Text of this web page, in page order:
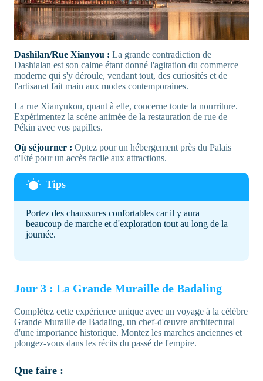
Dashilan/Rue Xianyou : La grande contradiction de
Dashialan est son calme étant donné l'agitation du commerce
moderne qui s'y déroule, vendant tout, des curiosités et de
l'artisanat fait main aux modes contemporaines.
La rue Xianyukou, quant à elle, concerne toute la nourriture.
Expérimentez la scène animée de la restauration de rue de
Pékin avec vos papilles.
Où séjourner : Optez pour un hébergement près du Palais
d'Été pour un accès facile aux attractions.
Portez des chaussures confortables car il y aura
beaucoup de marche et d'exploration tout au long de la
journée.
Jour 3 : La Grande Muraille de Badaling
Complétez cette expérience unique avec un voyage à la célèbre
Grande Muraille de Badaling, un chef-d'œuvre architectural
d'une importance historique. Montez les marches anciennes et
plongez-vous dans les récits du passé de l'empire.
Que faire :